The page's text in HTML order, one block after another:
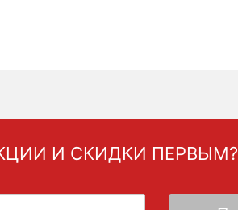
И СКИДКИ ПЕРВЫМ?